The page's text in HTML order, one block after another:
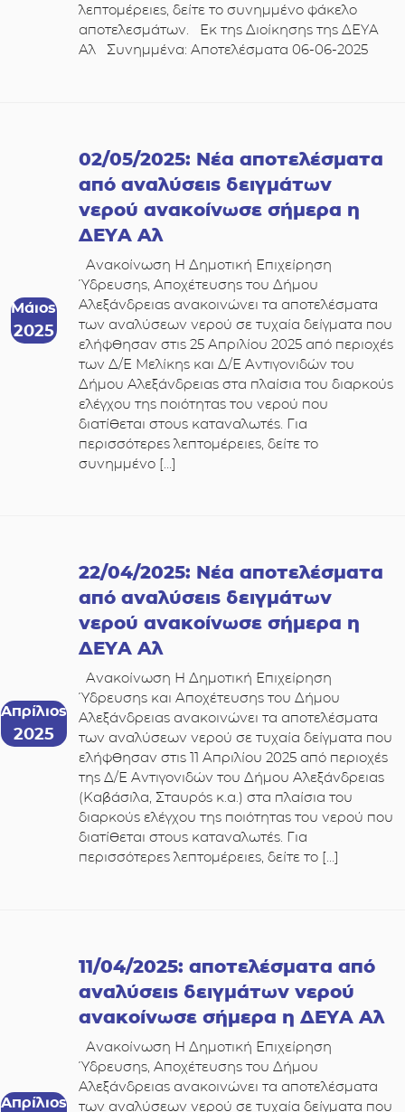
λεπτομέρειες, δείτε το συνημμένο φάκελο
αποτελεσμάτων. Εκ της Διοίκησης της ΔΕΥΑ
Αλ Συνημμένα: Αποτελέσματα 06-06-2025
Μάιος
2025
02/05/2025: Νέα αποτελέσματα
από αναλύσεις δειγμάτων
νερού ανακοίνωσε σήμερα η
ΔΕΥΑ Αλ
Ανακοίνωση Η Δημοτική Επιχείρηση
Ύδρευσης, Αποχέτευσης του Δήμου
Αλεξάνδρειας ανακοινώνει τα αποτελέσματα
των αναλύσεων νερού σε τυχαία δείγματα που
ελήφθησαν στις 25 Απριλίου 2025 από περιοχές
των Δ/Ε Μελίκης και Δ/Ε Αντιγονιδών του
Δήμου Αλεξάνδρειας στα πλαίσια του διαρκούς
ελέγχου της ποιότητας του νερού που
διατίθεται στους καταναλωτές. Για
περισσότερες λεπτομέρειες, δείτε το
συνημμένο […]
Απρίλιος
2025
22/04/2025: Νέα αποτελέσματα
από αναλύσεις δειγμάτων
νερού ανακοίνωσε σήμερα η
ΔΕΥΑ Αλ
Ανακοίνωση Η Δημοτική Επιχείρηση
Ύδρευσης και Αποχέτευσης του Δήμου
Αλεξάνδρειας ανακοινώνει τα αποτελέσματα
των αναλύσεων νερού σε τυχαία δείγματα που
ελήφθησαν στις 11 Απριλίου 2025 από περιοχές
της Δ/Ε Αντιγονιδών του Δήμου Αλεξάνδρειας
(Καβάσιλα, Σταυρός κ.α.) στα πλαίσια του
διαρκούς ελέγχου της ποιότητας του νερού που
διατίθεται στους καταναλωτές. Για
περισσότερες λεπτομέρειες, δείτε το […]
Απρίλιος
11/04/2025: αποτελέσματα από
αναλύσεις δειγμάτων νερού
ανακοίνωσε σήμερα η ΔΕΥΑ Αλ
Ανακοίνωση Η Δημοτική Επιχείρηση
Ύδρευσης, Αποχέτευσης του Δήμου
Αλεξάνδρειας ανακοινώνει τα αποτελέσματα
των αναλύσεων νερού σε τυχαία δείγματα που